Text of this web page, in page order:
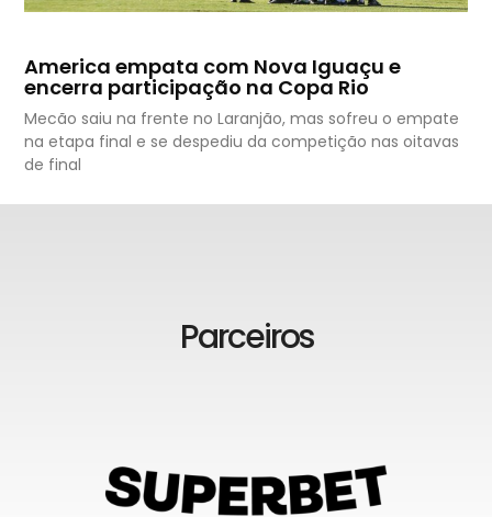
America empata com Nova Iguaçu e
encerra participação na Copa Rio
Mecão saiu na frente no Laranjão, mas sofreu o empate
na etapa final e se despediu da competição nas oitavas
de final
Parceiros